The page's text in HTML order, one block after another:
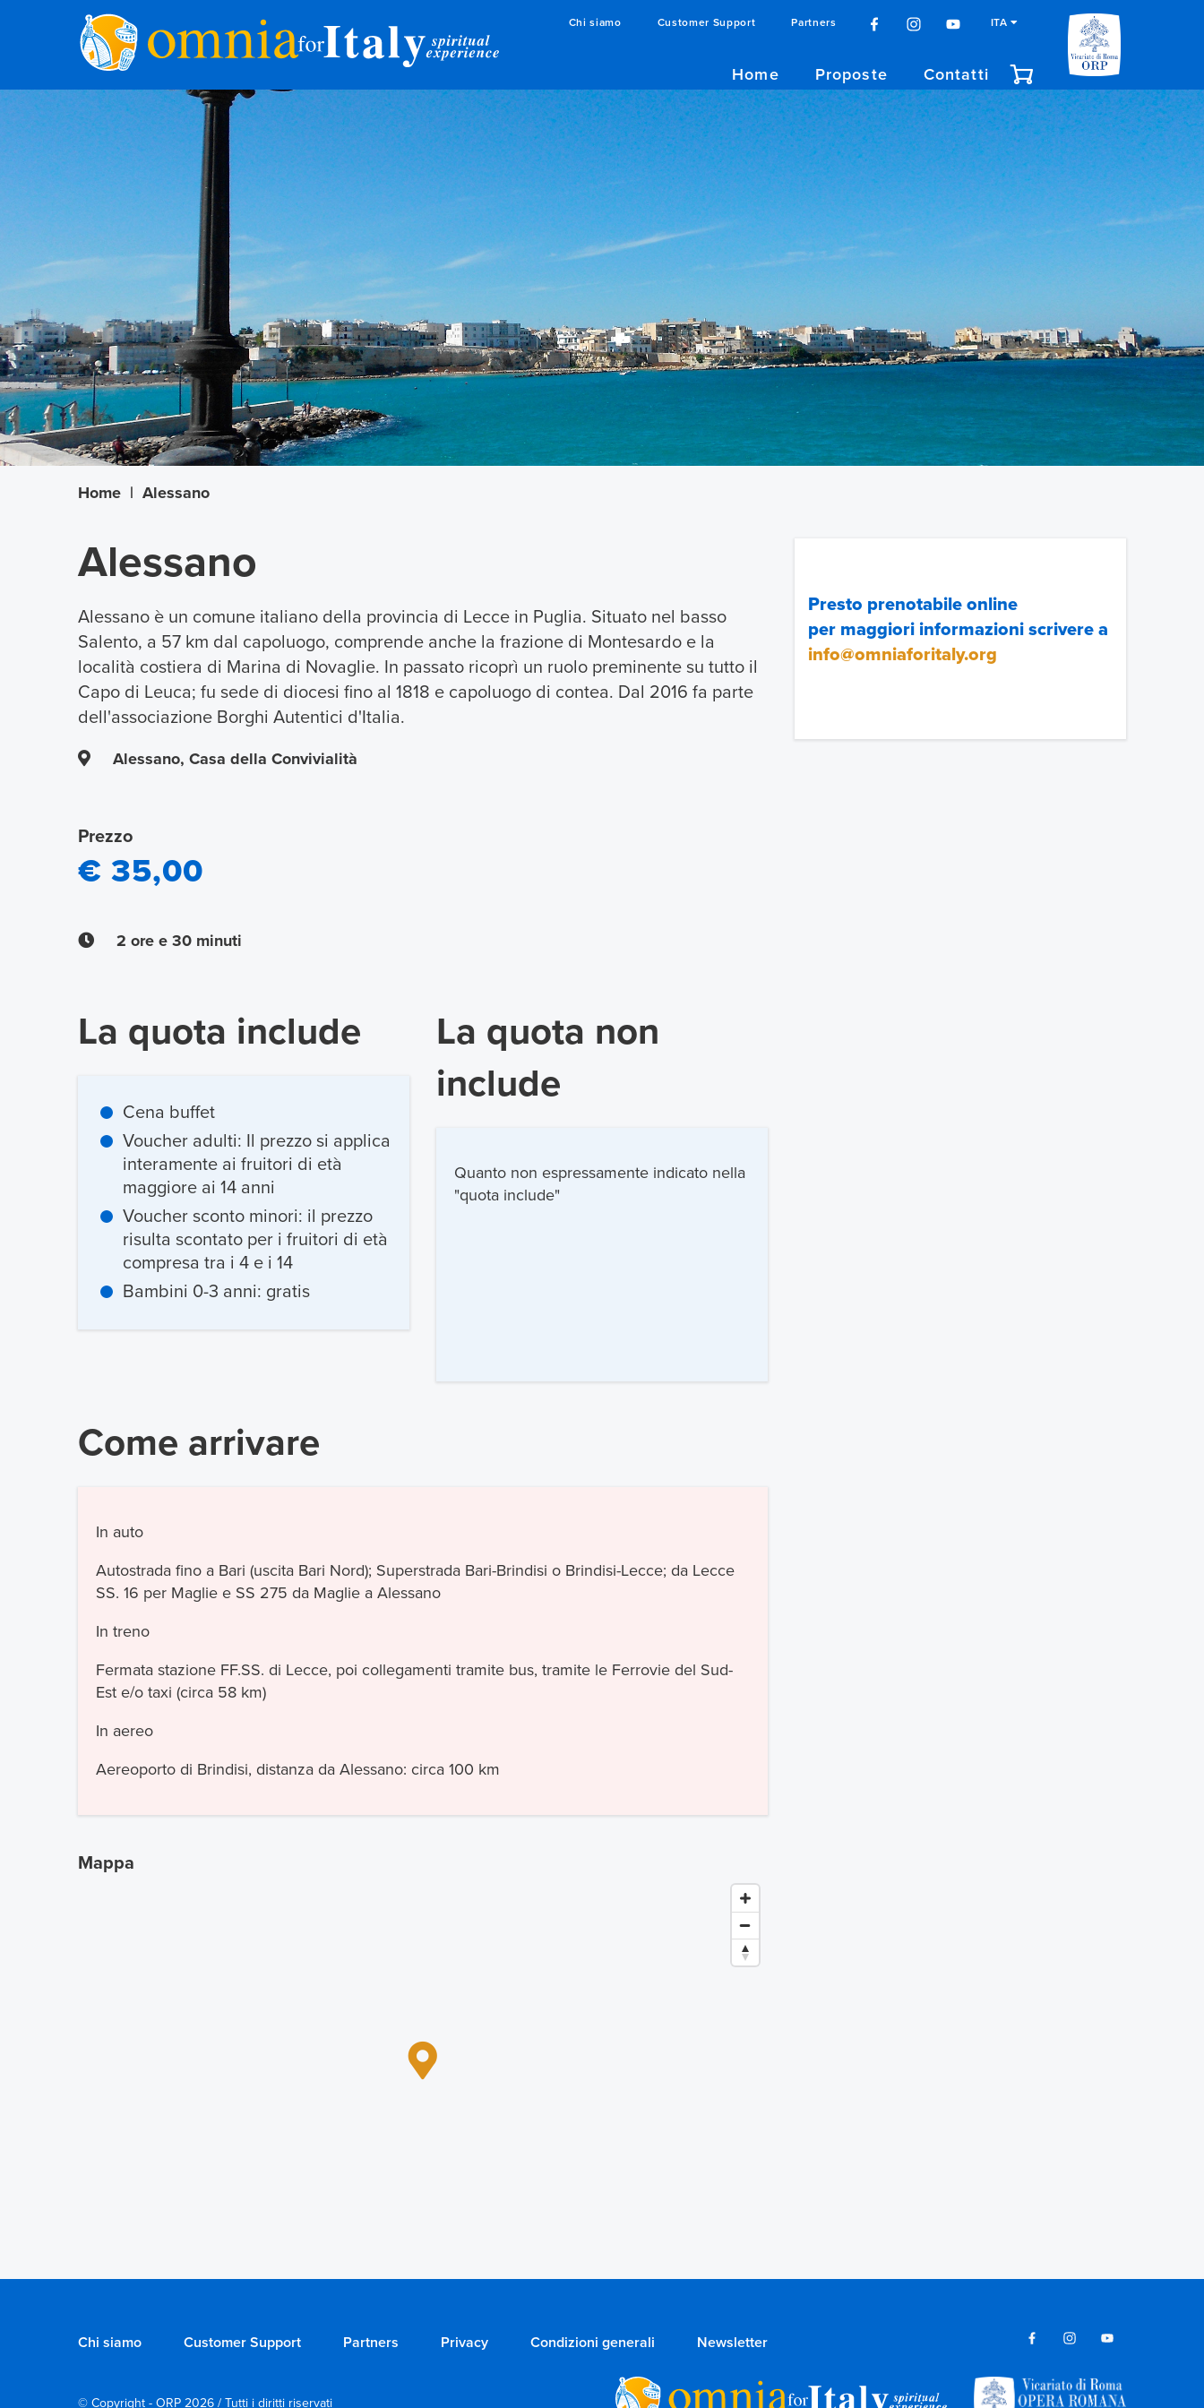
Chi siamo Customer Support Partners ITA
Home Proposte Contatti
Home | Alessano
Alessano
Alessano è un comune italiano della provincia di Lecce in Puglia. Situato nel basso
Salento, a 57 km dal capoluogo, comprende anche la frazione di Montesardo e la
località costiera di Marina di Novaglie. In passato ricoprì un ruolo preminente su tutto il
Capo di Leuca; fu sede di diocesi fino al 1818 e capoluogo di contea. Dal 2016 fa parte
dell'associazione Borghi Autentici d'Italia.
Alessano, Casa della Convivialità
Prezzo
€ 35,00
2 ore e 30 minuti
La quota include
Cena buffet
Voucher adulti: Il prezzo si applica
interamente ai fruitori di età
maggiore ai 14 anni
Voucher sconto minori: il prezzo
risulta scontato per i fruitori di età
compresa tra i 4 e i 14
Bambini 0-3 anni: gratis
La quota non
include
Quanto non espressamente indicato nella
"quota include"
Come arrivare
In auto
Autostrada fino a Bari (uscita Bari Nord); Superstrada Bari-Brindisi o Brindisi-Lecce; da Lecce
SS. 16 per Maglie e SS 275 da Maglie a Alessano
In treno
Fermata stazione FF.SS. di Lecce, poi collegamenti tramite bus, tramite le Ferrovie del Sud-
Est e/o taxi (circa 58 km)
In aereo
Aereoporto di Brindisi, distanza da Alessano: circa 100 km
Mappa
Presto prenotabile online
per maggiori informazioni scrivere a
info@omniaforitaly.org
Chi siamo Customer Support Partners Privacy Condizioni generali Newsletter
© Copyright - ORP 2026 / Tutti i diritti riservati